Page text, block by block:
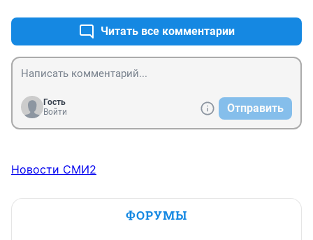
Читать все комментарии
Гость
Войти
Отправить
Новости СМИ2
ФОРУМЫ